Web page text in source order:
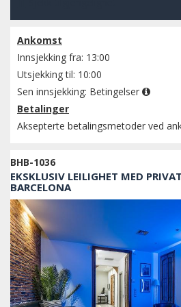
Ankomst
Innsjekking fra: 13:00
Utsjekking til: 10:00
Sen innsjekking: Betingelser
Betalinger
Aksepterte betalingsmetoder ved
BHB-1036
EKSKLUSIV LEILIGHET MED
BARCELONA